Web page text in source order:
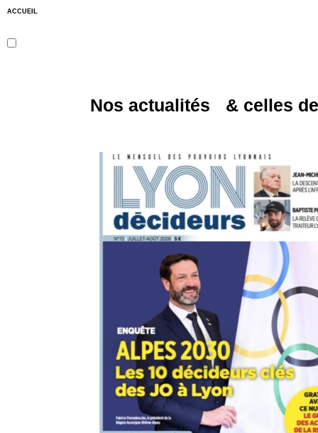
ACCUEIL
Nos actualités & celles